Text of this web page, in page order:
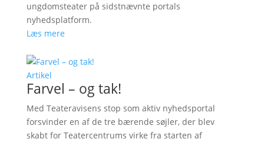
ungdomsteater på sidstnævnte portals
nyhedsplatform.
Læs mere
Artikel
Farvel – og tak!
Med Teateravisens stop som aktiv nyhedsportal
forsvinder en af de tre bærende søjler, der blev
skabt for Teatercentrums virke fra starten af